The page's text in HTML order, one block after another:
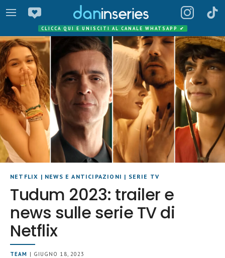
CLICCA QUI E UNISCITI AL CANALE WHATSAPP ✔
NETFLIX | NEWS E ANTICIPAZIONI | SERIE TV
Tudum 2023: trailer e
news sulle serie TV di
Netflix
TEAM | GIUGNO 18, 2023